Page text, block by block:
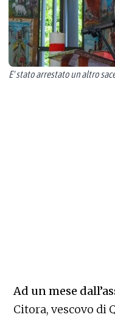
E' stato arrestato un altro
​​​​​Ad un mese
Citora, vescovo di